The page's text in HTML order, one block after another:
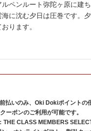
ペンルート弥陀ヶ原に建
に沈む夕日は圧巻です。
ります。
払いのみ、Oki Dokiポイントの
ーポンのご利用が可能です。
THE CLASS MEMBERS